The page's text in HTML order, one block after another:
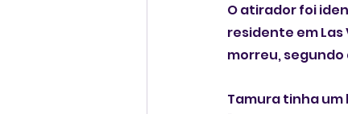
O atirador foi
residente em Las
morreu, segundo
Tamura tinha um